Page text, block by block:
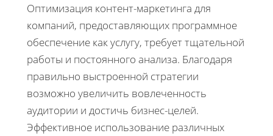
Оптимизация контент-маркетинга для
компаний, предоставляющих программное
обеспечение как услугу, требует тщательной
работы и постоянного анализа. Благодаря
правильно выстроенной стратегии
возможно увеличить вовлеченность
аудитории и достичь бизнес-целей.
Эффективное использование различных